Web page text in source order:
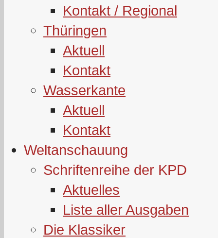
Kontakt / Regional
Thüringen
Aktuell
Kontakt
Wasserkante
Aktuell
Kontakt
Weltanschauung
Schriftenreihe der KPD
Aktuelles
Liste aller Ausgaben
Die Klassiker